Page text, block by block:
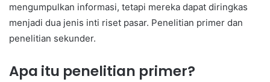
mengumpulkan informasi, tetapi mereka dapat diringkas
menjadi dua jenis inti riset pasar. Penelitian primer dan
penelitian sekunder.
Apa itu penelitian primer?